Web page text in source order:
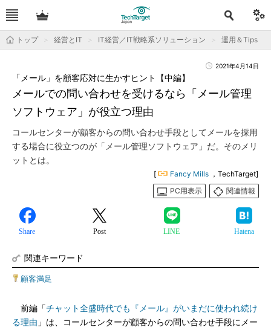
トップ 経営とIT IT経営／IT戦略系ソリューション 運用＆Tips
2021年4月14日
メールでの問い合わせを受けるなら「メール管理
ソフトウェア」が役立つ理由
「メール」を顧客応対に生かすヒント【中編】
コールセンターが顧客からの問い合わせ手段としてメールを採用
する場合に役立つのが「メール管理ソフトウェア」だ。そのメリ
ットとは。
[ Fancy Mills ，TechTarget]
PC用表示
関連情報
Share Post LINE Hatena
関連キーワード
顧客満足
前編「チャット全盛時代でも『メール』がいまだに使われ続け
る理由 」は、コールセンターが顧客からの問い合わせ手段にメー